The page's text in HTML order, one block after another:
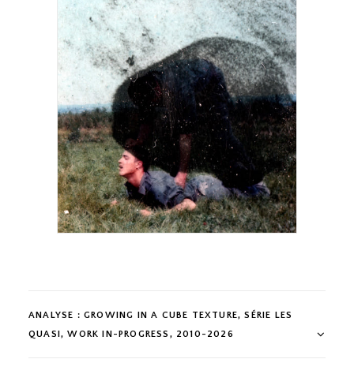
ANALYSE : GROWING IN A CUBE TEXTURE, SÉRIE LES
QUASI, WORK IN-PROGRESS, 2010-2026